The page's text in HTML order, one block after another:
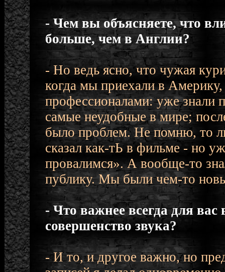
- Чем вы объясняете, что
больше, чем в Англии?
- Но ведь ясно, что чужая
когда мы приехали в
профессионалами: уже знали
самые неудобные в мире;
было проблем. Не помню, то
сказал как-тЬ в фильме - но
провалимся». А вообще-то
публику. Мы были чем-то
- Что важнее всегда для вас
совершенство звука?
- И то, и другое важно, но